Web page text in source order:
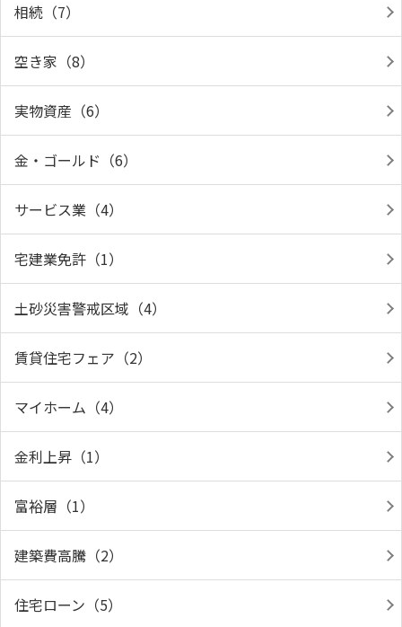
相続（7）
空き家（8）
実物資産（6）
金・ゴールド（6）
サービス業（4）
宅建業免許（1）
土砂災害警戒区域（4）
賃貸住宅フェア（2）
マイホーム（4）
金利上昇（1）
富裕層（1）
建築費高騰（2）
住宅ローン（5）